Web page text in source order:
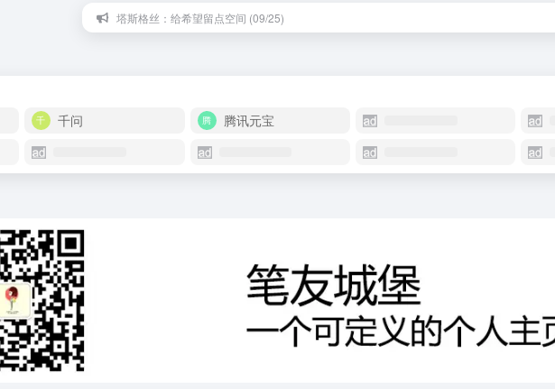
塔斯格丝：给希望留点空间 (09/25)
千问 腾讯元宝